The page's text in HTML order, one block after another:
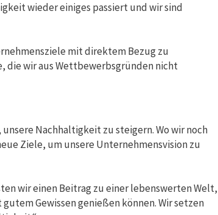
wieder einiges passiert und wir sind
mit direktem Bezug zu
die wir aus Wettbewerbsgründen nicht
Nachhaltigkeit zu steigern. Wo wir noch
Ziele, um unsere Unternehmensvision zu
wir einen Beitrag zu einer lebenswerten Welt,
Gewissen genießen können. Wir setzen